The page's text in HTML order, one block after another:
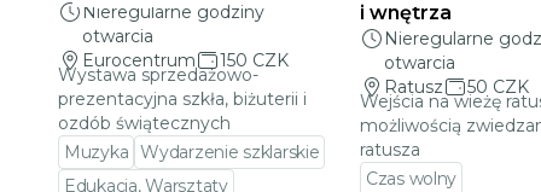
Nieregularne godziny
otwarcia
Eurocentrum
150 CZK
Wystawa sprzedażowo-
prezentacyjna szkła, biżuterii i
ozdób świątecznych
Muzyka Wydarzenie szklarskie
Edukacja, Warsztaty
i wnętrza
Nieregularne
otwarcia
Ratusz
50 CZK
Wejścia na wieżę
możliwością
ratusza
Czas wolny